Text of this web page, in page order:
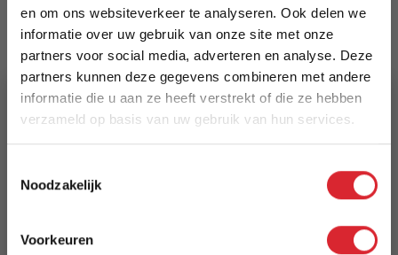
en om ons websiteverkeer te analyseren. Ook delen we
informatie over uw gebruik van onze site met onze
partners voor social media, adverteren en analyse. Deze
partners kunnen deze gegevens combineren met andere
informatie die u aan ze heeft verstrekt of die ze hebben
verzameld op basis van uw gebruik van hun services.
Noodzakelijk
Voorkeuren
Merk
Dimehouse
EAN
8720239844764
€ 87,44
3 tot 5 werkdagen